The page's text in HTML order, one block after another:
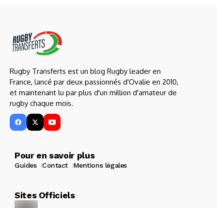
Rugby Transferts est un blog Rugby leader en
France, lancé par deux passionnés d'Ovalie en 2010,
et maintenant lu par plus d'un million d'amateur de
rugby chaque mois.
Pour en savoir plus
Guides Contact Mentions légales
Sites Officiels